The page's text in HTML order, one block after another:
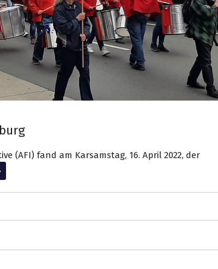
(AFI) fand am Karsamstag, 16. April 2022, der